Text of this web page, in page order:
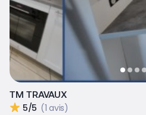
TM TRAVAUX
5/5 (1 avis)